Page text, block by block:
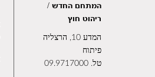
המתחם החדש /
ריהוט חוץ
המדע 10, הרצליה
פיתוח
טל.09.9717000